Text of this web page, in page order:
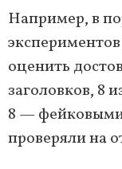
Например, в
оценить
заголовков, 8
8 —
проверяли на